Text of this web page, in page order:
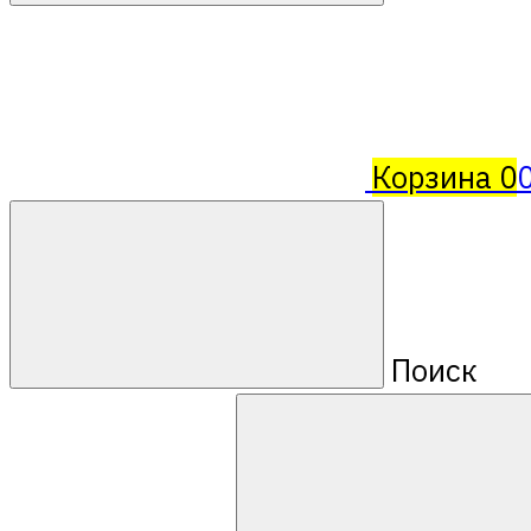
Корзина 0
Поиск